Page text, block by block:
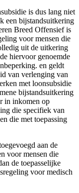
is dus lang niet
een bijstandsuitkering
Breed Offensief is
voor mensen die
uit de uitkering
hiervoor genoemde
en geldt
van verlenging van
met loonsubsidie
bijstandsuitkering
in inkomen op
die specifiek van
die met toepassing
aan de
voor mensen die
de toepasselijke
voor medisch